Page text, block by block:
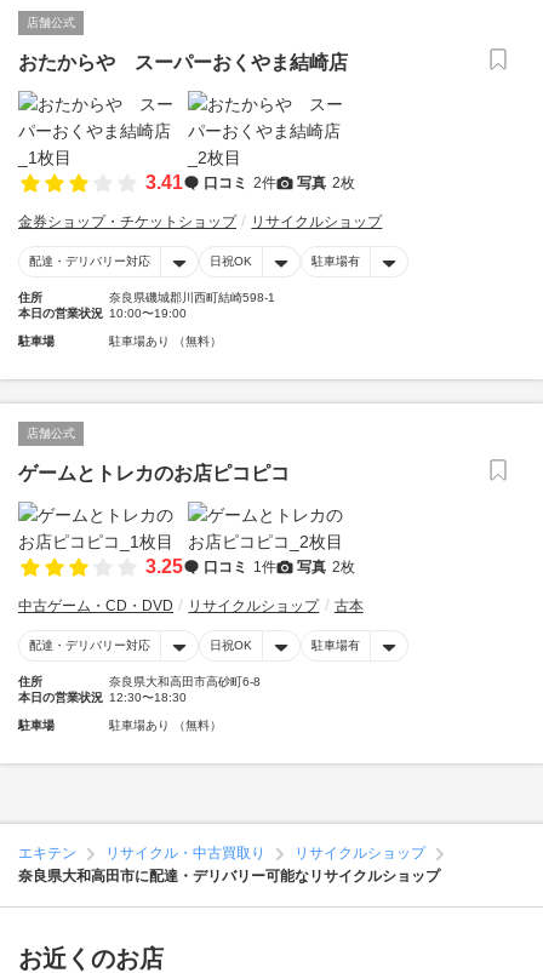
店舗公式
おたからや スーパーおくやま結崎店
3.41 口コミ 2件 写真 2枚
金券ショップ・チケットショップ リサイクルショップ
配達・デリバリー対応 日祝OK 駐車場有
住所
奈良県磯城郡川西町結崎598-1
本日の営業状況 10:00〜19:00
駐車場 駐車場あり （無料）
店舗公式
ゲームとトレカのお店ピコピコ
3.25 口コミ 1件 写真 2枚
中古ゲーム・CD・DVD リサイクルショップ 古本
配達・デリバリー対応 日祝OK 駐車場有
住所
奈良県大和高田市高砂町6-8
本日の営業状況 12:30〜18:30
駐車場 駐車場あり （無料）
エキテン リサイクル・中古買取り
リサイクルショップ
奈良県大和高田市に配達・デリバリー可能なリサイクルショップ
お近くのお店